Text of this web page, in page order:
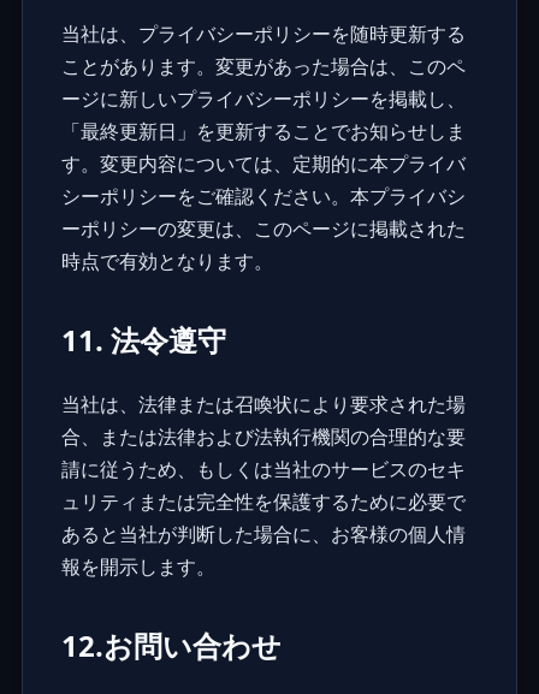
当社は、プライバシーポリシーを随時更新する
ことがあります。変更があった場合は、このペ
ージに新しいプライバシーポリシーを掲載し、
「最終更新日」を更新することでお知らせしま
す。変更内容については、定期的に本プライバ
シーポリシーをご確認ください。本プライバシ
ーポリシーの変更は、このページに掲載された
時点で有効となります。
11. 法令遵守
当社は、法律または召喚状により要求された場
合、または法律および法執行機関の合理的な要
請に従うため、もしくは当社のサービスのセキ
ュリティまたは完全性を保護するために必要で
あると当社が判断した場合に、お客様の個人情
報を開示します。
12.お問い合わせ